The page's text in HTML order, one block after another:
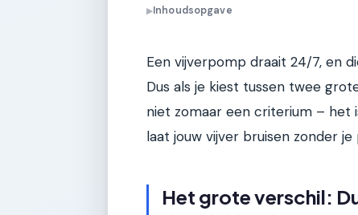
▶Inhoudsopgave
Een vijverpomp draait 24/7, en
Dus als je kiest tussen twee
niet zomaar een criterium – het
laat jouw vijver bruisen zonder
Het grote verschil: